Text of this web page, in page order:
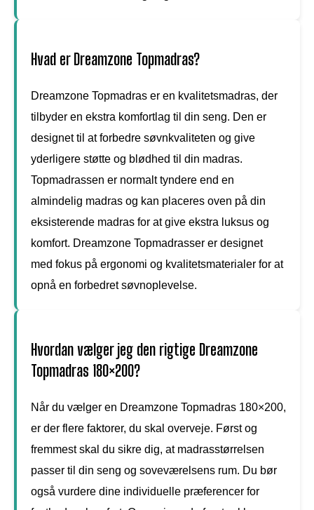
Hvad er Dreamzone Topmadras?
Dreamzone Topmadras er en kvalitetsmadras, der
tilbyder en ekstra komfortlag til din seng. Den er
designet til at forbedre søvnkvaliteten og give
yderligere støtte og blødhed til din madras.
Topmadrassen er normalt tyndere end en
almindelig madras og kan placeres oven på din
eksisterende madras for at give ekstra luksus og
komfort. Dreamzone Topmadrasser er designet
med fokus på ergonomi og kvalitetsmaterialer for at
opnå en forbedret søvnoplevelse.
Hvordan vælger jeg den rigtige Dreamzone
Topmadras 180×200?
Når du vælger en Dreamzone Topmadras 180×200,
er der flere faktorer, du skal overveje. Først og
fremmest skal du sikre dig, at madrasstørrelsen
passer til din seng og soveværelsens rum. Du bør
også vurdere dine individuelle præferencer for